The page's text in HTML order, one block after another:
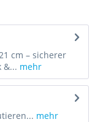
cm – sicherer
&... mehr
mehr